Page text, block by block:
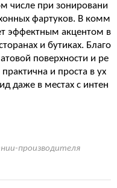
числе при зонировани
фартуков. В комм
эффектным акцентом в
и бутиках. Благо
поверхности и ре
и проста в ух
даже в местах с интен
производителя